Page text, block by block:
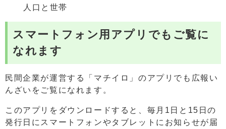
人口と世帯
スマートフォン用アプリでもご覧に
なれます
民間企業が運営する「マチイロ」のアプリでも広報い
んざいをご覧になれます。
このアプリをダウンロードすると、毎月1日と15日の
発行日にスマートフォンやタブレットにお知らせが届